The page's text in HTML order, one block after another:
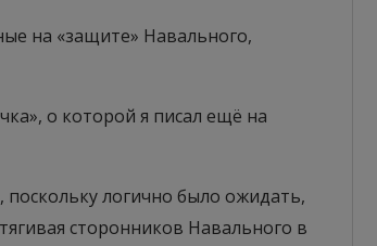
на «защите» Навального,
о которой я писал ещё на
логично было ожидать,
сторонников Навального в